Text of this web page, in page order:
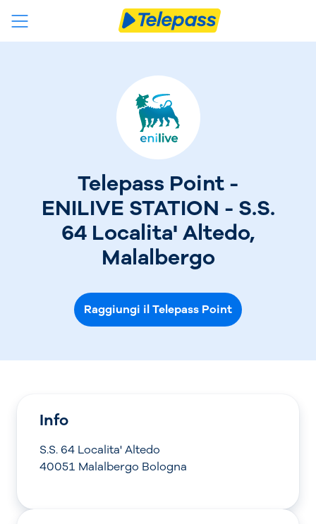
Telepass Point -
ENILIVE STATION - S.S.
64 Localita' Altedo,
Malalbergo
Raggiungi il Telepass Point
Info
S.S. 64 Localita' Altedo
40051 Malalbergo Bologna